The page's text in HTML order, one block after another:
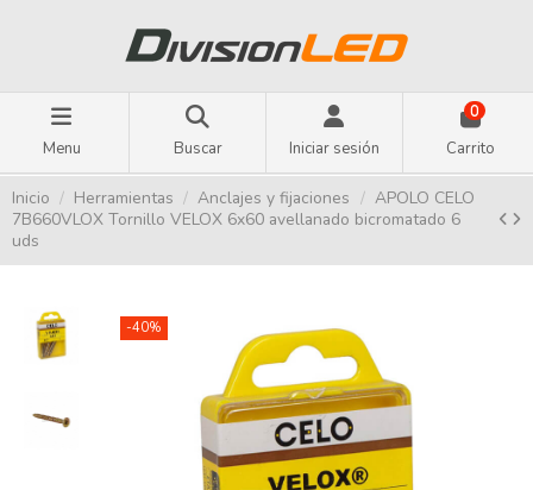
Menu Buscar Iniciar sesión
0
Carrito
Inicio Herramientas Anclajes y fijaciones
APOLO CELO
7B660VLOX Tornillo VELOX 6x60 avellanado bicromatado 6
uds
-40%